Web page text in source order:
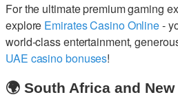
For the ultimate premium gaming
explore Emirates Casino Online-
world-class entertainment,
UAE casino bonuses!
🌍 South Africa and